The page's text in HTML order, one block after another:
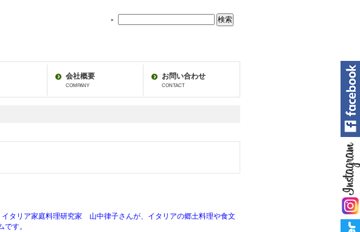
会社概要
COMPANY
お問い合わせ
CONTACT
タリア家庭料理研究家 山中律子さんが、イタリアの郷土料理や食文
す。